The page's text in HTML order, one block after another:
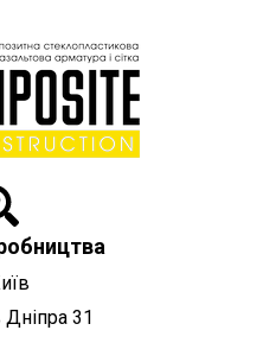
Дніпра 31